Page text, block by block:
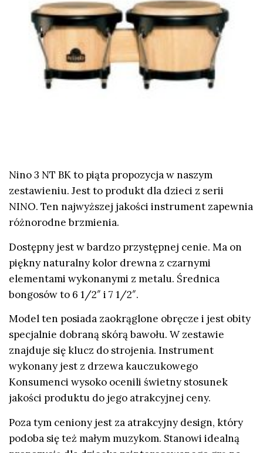
Nino 3 NT BK to piąta propozycja w naszym
zestawieniu. Jest to produkt dla dzieci z serii
NINO. Ten najwyższej jakości instrument zapewnia
różnorodne brzmienia.
Dostępny jest w bardzo przystępnej cenie. Ma on
piękny naturalny kolor drewna z czarnymi
elementami wykonanymi z metalu. Średnica
bongosów to 6 1/2″ i 7 1/2″.
Model ten posiada zaokrąglone obręcze i jest obity
specjalnie dobraną skórą bawołu. W zestawie
znajduje się klucz do strojenia. Instrument
wykonany jest z drzewa kauczukowego
Konsumenci wysoko ocenili świetny stosunek
jakości produktu do jego atrakcyjnej ceny.
Poza tym ceniony jest za atrakcyjny design, który
podoba się też małym muzykom. Stanowi idealną